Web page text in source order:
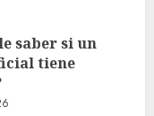
saber si un
tiene